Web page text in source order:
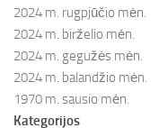
2024 m. rugpjūčio mėn.
2024 m. birželio mėn.
2024 m. gegužės mėn.
2024 m. balandžio mėn.
1970 m. sausio mėn.
Kategorijos